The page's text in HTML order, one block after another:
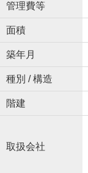
管理費等
面積
築年月
種別 / 構造
階建
取扱会社